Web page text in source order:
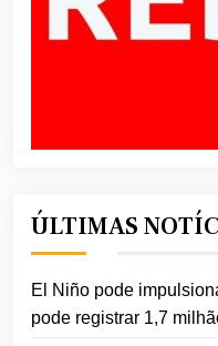
ÚLTIMAS
El Niño pode
pode registrar 1,7